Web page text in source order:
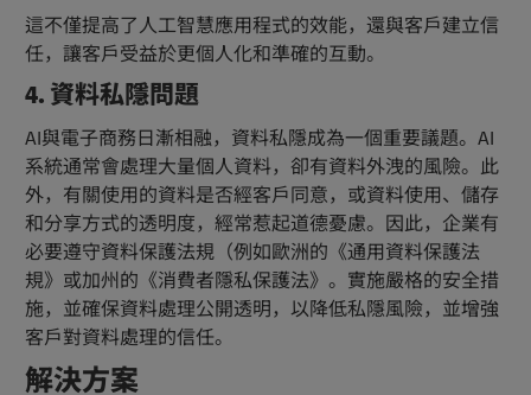
這不僅提高了人工智慧應用程式的效能，還與客戶建立信
任，讓客戶受益於更個人化和準確的互動。
4. 資料私隱問題
AI與電子商務日漸相融，資料私隱成為一個重要議題。AI
系統通常會處理大量個人資料，卻有資料外洩的風險。此
外，有關使用的資料是否經客戶同意，或資料使用、儲存
和分享方式的透明度，經常惹起道德憂慮。因此，企業有
必要遵守資料保護法規（例如歐洲的《通用資料保護法
規》或加州的《消費者隱私保護法》。實施嚴格的安全措
施，並確保資料處理公開透明，以降低私隱風險，並增強
客戶對資料處理的信任。
解決方案